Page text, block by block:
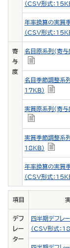
（CSV形式：
年率換算の実質
（CSV形式：
寄
与
度
名目原系列(寄与
名目季節調整系
17KB）
実質原系列(寄与
実質季節調整系
18KB）
年率換算の実質
（CSV形式：
項目
デフ
レー
ター
四半期デフレ
（CSV形式：